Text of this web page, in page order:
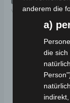
VISTAanderem die
a)
die sich